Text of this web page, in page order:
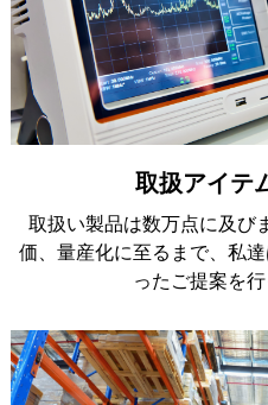
取扱アイテ
取扱い製品は数万点に及び
価、量産化に至るまで、私
ったご提案を行